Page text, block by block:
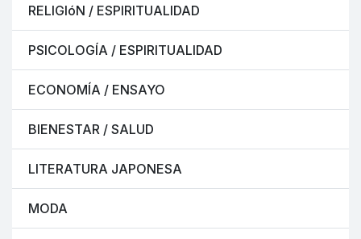
RELIGIóN / ESPIRITUALIDAD
PSICOLOGÍA / ESPIRITUALIDAD
ECONOMÍA / ENSAYO
BIENESTAR / SALUD
LITERATURA JAPONESA
MODA